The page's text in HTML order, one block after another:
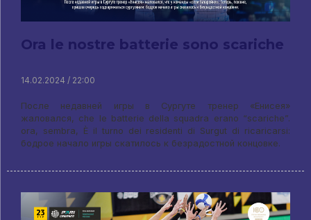
Ora le nostre batterie sono scariche
14.02.2024 / 22:00
После недавней игры в Сургуте тренер «Енисея»
жаловался, che le batterie della squadra erano “scariche”.
ora, sembra, È il turno dei residenti di Surgut di ricaricarsi:
бодрое начало игры скатилось к безрадостной концовке.